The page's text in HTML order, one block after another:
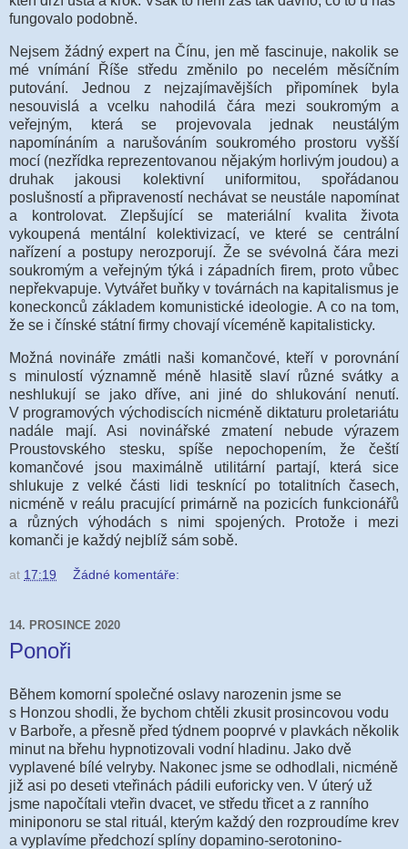
fungovalo podobně.
Nejsem žádný expert na Čínu, jen mě fascinuje, nakolik se
mé vnímání Říše středu změnilo po necelém měsíčním
putování. Jednou z nejzajímavějších připomínek byla
nesouvislá a vcelku nahodilá čára mezi soukromým a
veřejným, která se projevovala jednak neustálým
napomínáním a narušováním soukromého prostoru vyšší
mocí (nezřídka reprezentovanou nějakým horlivým joudou) a
druhak jakousi kolektivní uniformitou, spořádanou
poslušností a připraveností nechávat se neustále napomínat
a kontrolovat. Zlepšující se materiální kvalita života
vykoupená mentální kolektivizací, ve které se centrální
nařízení a postupy nerozporují. Že se svévolná čára mezi
soukromým a veřejným týká i západních firem, proto vůbec
nepřekvapuje. Vytvářet buňky v továrnách na kapitalismus je
koneckonců základem komunistické ideologie. A co na tom,
že se i čínské státní firmy chovají víceméně kapitalisticky.
Možná novináře zmátli naši komančové, kteří v porovnání
s minulostí významně méně hlasitě slaví různé svátky a
neshlukují se jako dříve, ani jiné do shlukování nenutí.
V programových východiscích nicméně diktaturu proletariátu
nadále mají. Asi novinářské zmatení nebude výrazem
Proustovského stesku, spíše nepochopením, že čeští
komančové jsou maximálně utilitární partají, která sice
shlukuje z velké části lidi tesknící po totalitních časech,
nicméně v reálu pracující primárně na pozicích funkcionářů
a různých výhodách s nimi spojených. Protože i mezi
komanči je každý nejblíž sám sobě.
at 17:19 Žádné komentáře:
14. PROSINCE 2020
Ponoři
Během komorní společné oslavy narozenin jsme se
s Honzou shodli, že bychom chtěli zkusit prosincovou vodu
v Barboře, a přesně před týdnem pooprvé v plavkách několik
minut na břehu hypnotizovali vodní hladinu. Jako dvě
vyplavené bílé velryby. Nakonec jsme se odhodlali, nicméně
již asi po deseti vteřinách pádili euforicky ven. V úterý už
jsme napočítali vteřin dvacet, ve středu třicet a z ranního
miniponoru se stal rituál, kterým každý den rozproudíme krev
a vyplavíme předchozí splíny dopamino-serotonino-